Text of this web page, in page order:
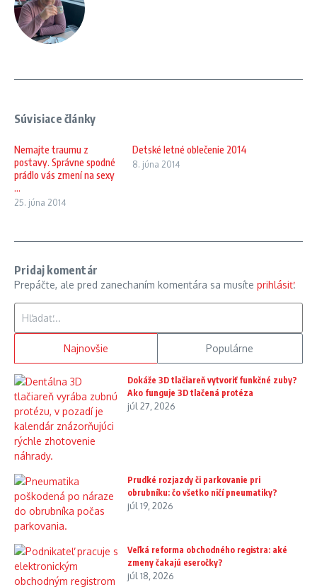
Súvisiace články
Nemajte traumu z
postavy. Správne spodné
prádlo vás zmení na sexy
...
25. júna 2014
Detské letné oblečenie 2014
8. júna 2014
Pridaj komentár
Prepáčte, ale pred zanechaním komentára sa musíte prihlásiť.
Najnovšie Populárne
Dokáže 3D tlačiareň vytvoriť funkčné zuby?
Ako funguje 3D tlačená protéza
júl 27, 2026
Prudké rozjazdy či parkovanie pri
obrubníku: čo všetko ničí pneumatiky?
júl 19, 2026
Veľká reforma obchodného registra: aké
zmeny čakajú eseročky?
júl 18, 2026